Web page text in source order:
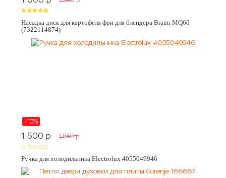
Насадка диск для картофеля фри для блендера Braun MQ60
(7322114874)
-10%
1 500 p 1 650 p
Ручка для холодильника Electrolux 4055049946